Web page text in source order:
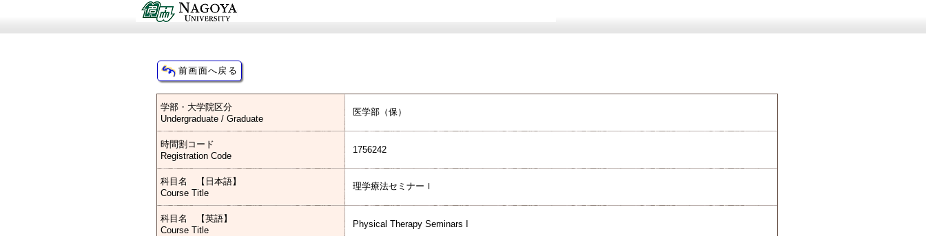
学部・大学院区分
Undergraduate / Graduate
医学部（保）
時間割コード
Registration Code
1756242
科目名 【日本語】
Course Title
理学療法セミナーＩ
科目名 【英語】
Course Title
Physical Therapy Seminars I